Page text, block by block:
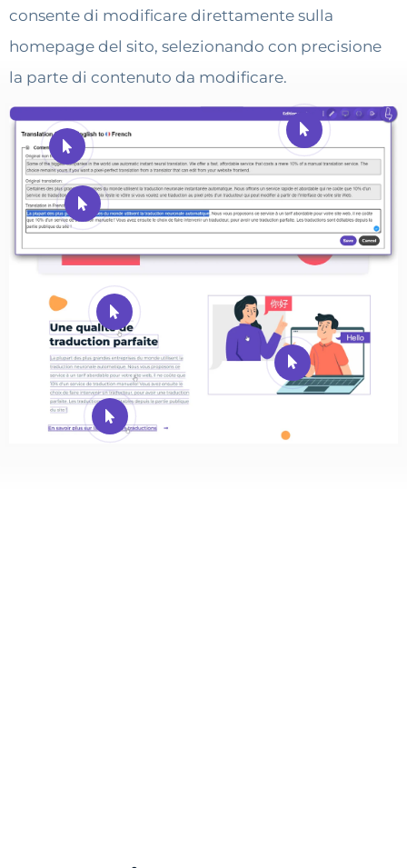
consente di modificare direttamente sulla
homepage del sito, selezionando con precisione
la parte di contenuto da modificare.